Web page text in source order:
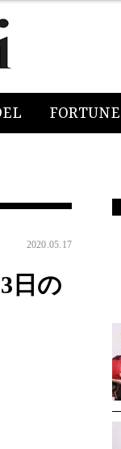
FORTUNE
2020.05.17
日の